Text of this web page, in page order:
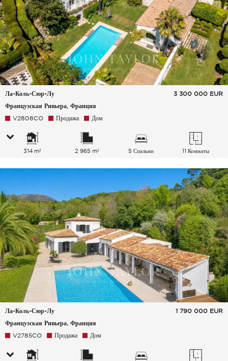
Ла-Коль-Сюр-Лу
Французская Ривьера, Франция
3 300 000 EUR
V2808CO Продажа Дом
314 m² 2 965 m² 5 Спальни 11 Комнаты
Ла-Коль-Сюр-Лу
Французская Ривьера, Франция
1 790 000 EUR
V2785CO Продажа Дом